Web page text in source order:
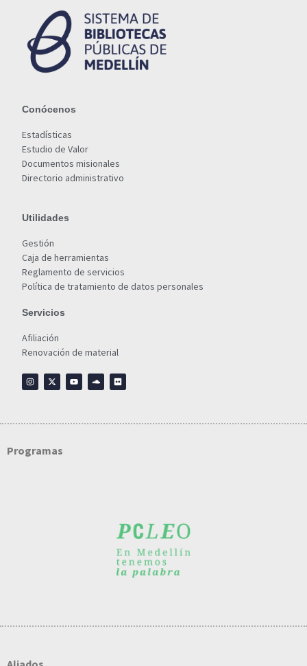
Conócenos
Estadísticas
Estudio de Valor
Documentos misionales
Directorio administrativo
Utilidades
Gestión
Caja de herramientas
Reglamento de servicios
Política de tratamiento de datos personales
Servicios
Afiliación
Renovación de material
Programas